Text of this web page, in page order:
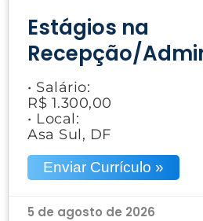
Estágios na
Recepção/
• Salário:
R$ 1.300,00
• Local:
Asa Sul, DF
Enviar Currículo »
5 de agosto de 2026